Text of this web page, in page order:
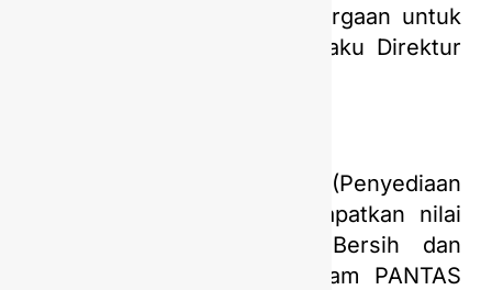
PASTI PANDAI, dan penghargaan untuk
Bapak Medy Kurniawan selaku Direktur
Program PASTI BERSIH (Penyediaan
Fasilitas Air Bersih) mendapatkan nilai
9,2 untuk Kategori Air Bersih dan
Sanitasi Layak serta Program PANTAS